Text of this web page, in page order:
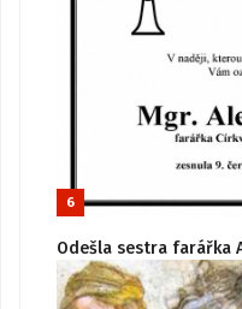
6
Odešla sestra farářka